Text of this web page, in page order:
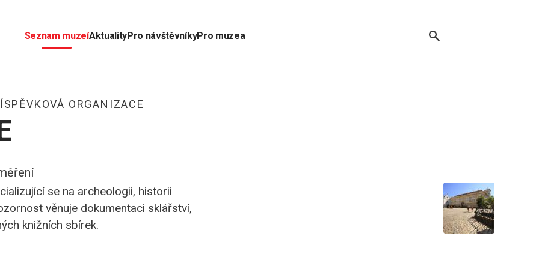
Seznam muzeíAktualityPro návštěvníkyPro muzea
ORGANIZACE
se na archeologii, historii
věnuje dokumentaci sklářství,
knižních sbírek.